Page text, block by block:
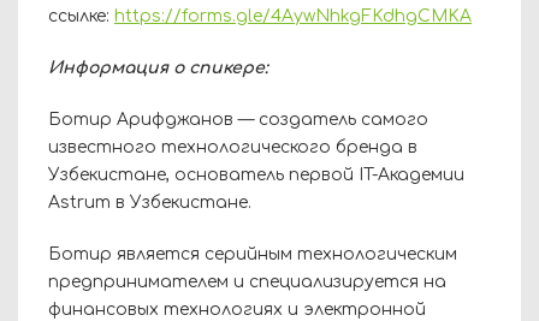
ссылке: https://forms.gle/4AywNhkgFKdhgCMKA
Информация о спикере:
Ботир Арифджанов — создатель самого
известного технологического бренда в
Узбекистане, основатель первой IT-Академии
Astrum в Узбекистане.
Ботир является серийным технологическим
предпринимателем и специализируется на
финансовых технологиях и электронной